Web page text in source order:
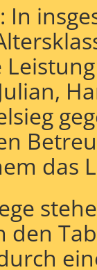
In
das
den